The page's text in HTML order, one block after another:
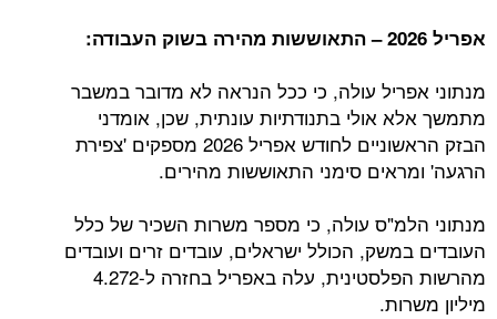
אפריל 2026 – התאוששות מהירה בשוק העבודה:
מנתוני אפריל עולה, כי ככל הנראה לא מדובר במשבר
מתמשך אלא אולי בתנודתיות עונתית, שכן, אומדני
הבזק הראשוניים לחודש אפריל 2026 מספקים 'צפירת
הרגעה' ומראים סימני התאוששות מהירים.
מנתוני הלמ"ס עולה, כי מספר משרות השכיר של כלל
העובדים במשק, הכולל ישראלים, עובדים זרים ועובדים
מהרשות הפלסטינית, עלה באפריל בחזרה ל-4.272
מיליון משרות.